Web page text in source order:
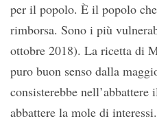
per il popolo. È il popolo
rimborsa. Sono i più
ottobre 2018). La ricetta di
puro buon senso dalla
consisterebbe
abbattere la mole di